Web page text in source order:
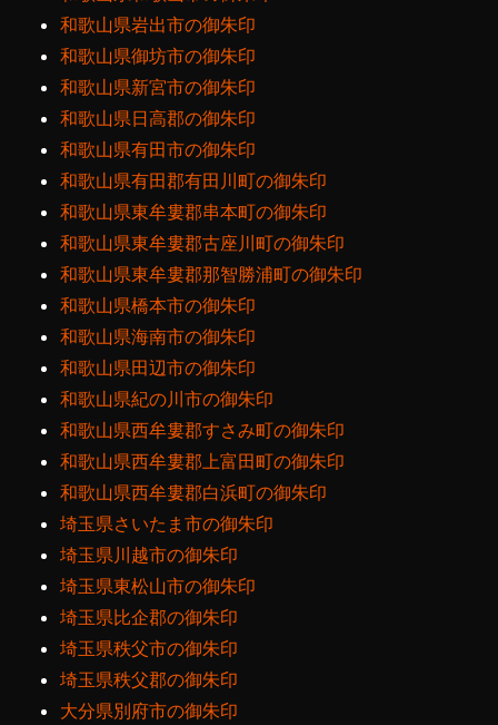
和歌山県岩出市の御朱印
和歌山県御坊市の御朱印
和歌山県新宮市の御朱印
和歌山県日高郡の御朱印
和歌山県有田市の御朱印
和歌山県有田郡有田川町の御朱印
和歌山県東牟婁郡串本町の御朱印
和歌山県東牟婁郡古座川町の御朱印
和歌山県東牟婁郡那智勝浦町の御朱印
和歌山県橋本市の御朱印
和歌山県海南市の御朱印
和歌山県田辺市の御朱印
和歌山県紀の川市の御朱印
和歌山県西牟婁郡すさみ町の御朱印
和歌山県西牟婁郡上富田町の御朱印
和歌山県西牟婁郡白浜町の御朱印
埼玉県さいたま市の御朱印
埼玉県川越市の御朱印
埼玉県東松山市の御朱印
埼玉県比企郡の御朱印
埼玉県秩父市の御朱印
埼玉県秩父郡の御朱印
大分県別府市の御朱印